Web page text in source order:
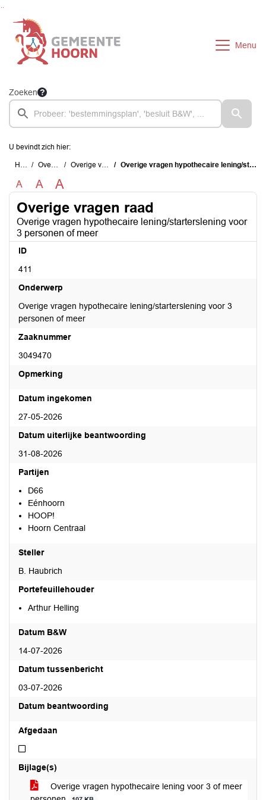
Menu
Zoeken
U bevindt zich hier:
Home Overzichten Overige vragen raad Overige vragen hypothecaire lening/starterslening voor 3 personen of meer
A A A
Overige vragen raad
Overige vragen hypothecaire lening/starterslening voor
3 personen of meer
ID
411
Onderwerp
Overige vragen hypothecaire lening/starterslening voor 3
personen of meer
Zaaknummer
3049470
Opmerking
Datum ingekomen
27-05-2026
Datum uiterlijke beantwoording
31-08-2026
Partijen
D66
Eénhoorn
HOOP!
Hoorn Centraal
Steller
B. Haubrich
Portefeuillehouder
Arthur Helling
Datum B&W
14-07-2026
Datum tussenbericht
03-07-2026
Datum beantwoording
Afgedaan
Niet afgedaan
Bijlage(s)
Overige vragen hypothecaire lening voor 3 of meer